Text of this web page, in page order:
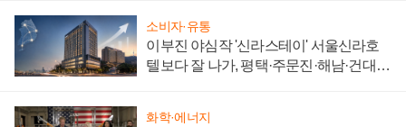
소비자·유통
이부진 야심작 '신라스테이' 서울신라호
텔보다 잘 나가, 평택·주문진·해남·건대로
화학·에너지